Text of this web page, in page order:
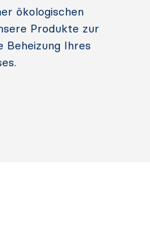
ökologischen
Produkte zur
Beheizung Ihres